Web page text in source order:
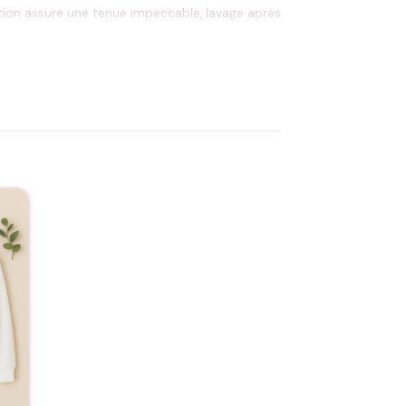
assure une tenue impeccable, lavage après
moments complices du quotidien.
service de personnalisation